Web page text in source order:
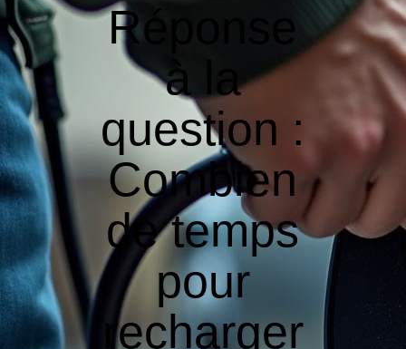
Réponse
à la
question :
Combien
de temps
pour
recharger